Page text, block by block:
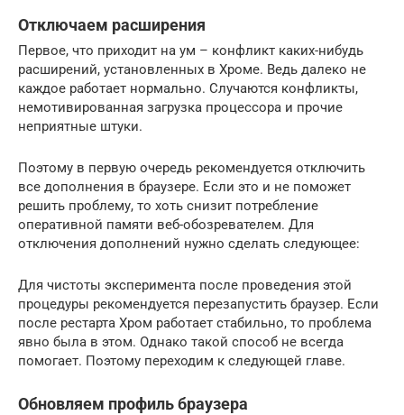
Отключаем расширения
Первое, что приходит на ум – конфликт каких-нибудь
расширений, установленных в Хроме. Ведь далеко не
каждое работает нормально. Случаются конфликты,
немотивированная загрузка процессора и прочие
неприятные штуки.
Поэтому в первую очередь рекомендуется отключить
все дополнения в браузере. Если это и не поможет
решить проблему, то хоть снизит потребление
оперативной памяти веб-обозревателем. Для
отключения дополнений нужно сделать следующее:
Для чистоты эксперимента после проведения этой
процедуры рекомендуется перезапустить браузер. Если
после рестарта Хром работает стабильно, то проблема
явно была в этом. Однако такой способ не всегда
помогает. Поэтому переходим к следующей главе.
Обновляем профиль браузера